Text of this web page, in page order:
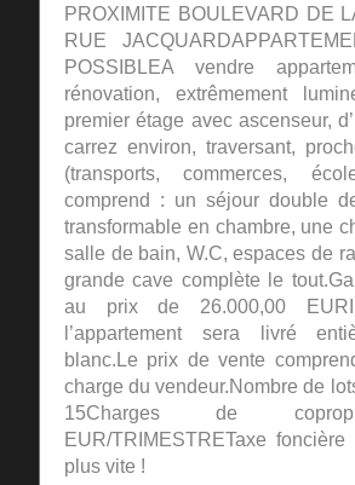
PROXIMITE BOULEVARD DE
RUE
POSSIBLEA vendre
rénovation, extrêmement
premier étage avec ascenseur,
carrez environ, traversant,
(transports, commerces,
comprend : un séjour double
transformable en chambre, une
salle de bain, W.C, espaces de
grande cave complète le
au prix de 26.000,00
l’appartement sera livré
blanc.Le prix de vente
charge du vendeur.Nombre de
15Charges de
EUR/TRIMESTRETaxe
plus vite !